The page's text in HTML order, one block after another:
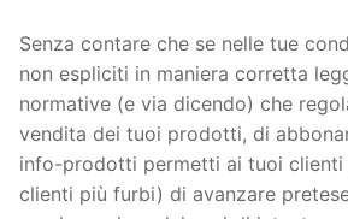
Senza contare che se nelle tue
non espliciti in maniera corretta
normative (e via dicendo) che
vendita dei tuoi prodotti, di
info-prodotti permetti ai tuoi
clienti più furbi) di avanzare